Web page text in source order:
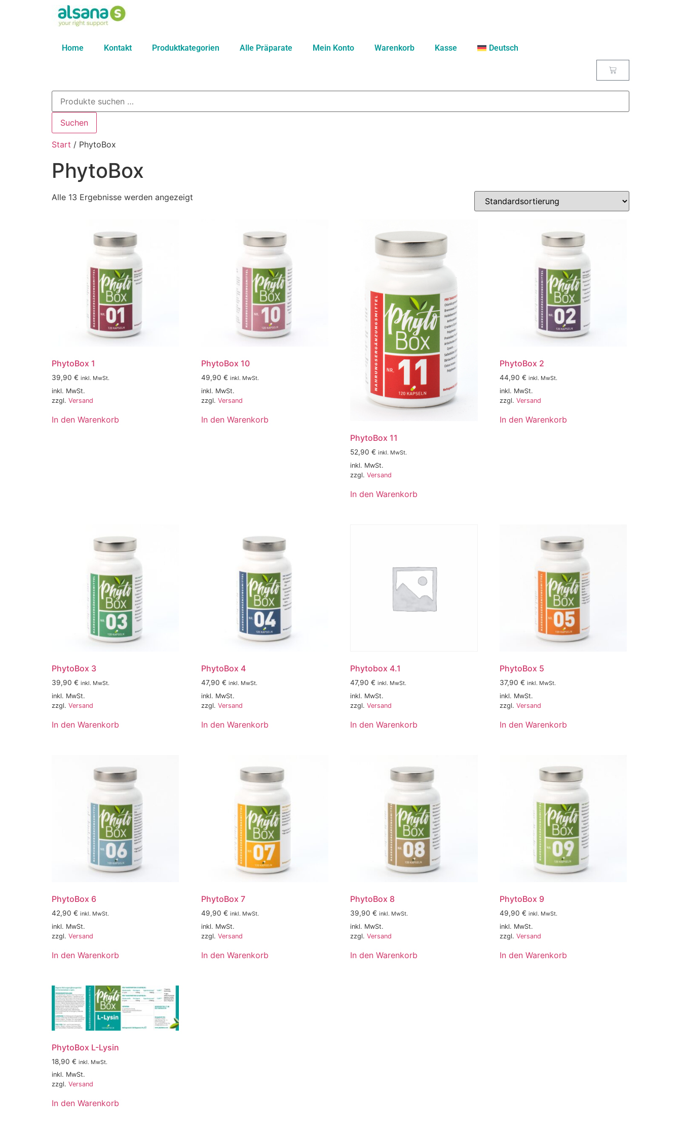
Home Kontakt Produktkategorien Alle Präparate Mein Konto Warenkorb Kasse Deutsch
Suchen
Start / PhytoBox
PhytoBox
Alle 13 Ergebnisse werden angezeigt
PhytoBox 1
39,90 € inkl. MwSt.
inkl. MwSt.
zzgl. Versand
In den Warenkorb
PhytoBox 10
49,90 € inkl. MwSt.
inkl. MwSt.
zzgl. Versand
In den Warenkorb
PhytoBox 11
52,90€ inkl. MwSt.
inkl. MwSt.
zzgl.Versand
In den Warenkorb
PhytoBox 2
44,90€ inkl. MwSt.
inkl. MwSt.
zzgl.Versand
In den Warenkorb
PhytoBox 3
39,90 € inkl. MwSt.
inkl. MwSt.
zzgl. Versand
In den Warenkorb
PhytoBox 4
47,90 € inkl. MwSt.
inkl. MwSt.
zzgl. Versand
In den Warenkorb
Phytobox 4.1
47,90€ inkl. MwSt.
inkl. MwSt.
zzgl.Versand
In den Warenkorb
PhytoBox 5
37,90€ inkl. MwSt.
inkl. MwSt.
zzgl.Versand
In den Warenkorb
PhytoBox 6
42,90 € inkl. MwSt.
inkl. MwSt.
zzgl. Versand
In den Warenkorb
PhytoBox 7
49,90 € inkl. MwSt.
inkl. MwSt.
zzgl. Versand
In den Warenkorb
PhytoBox 8
39,90€ inkl. MwSt.
inkl. MwSt.
zzgl.Versand
In den Warenkorb
PhytoBox 9
49,90€ inkl. MwSt.
inkl. MwSt.
zzgl.Versand
In den Warenkorb
PhytoBox L-Lysin
18,90 € inkl. MwSt.
inkl. MwSt.
zzgl. Versand
In den Warenkorb